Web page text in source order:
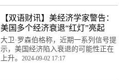
【双语财讯】美经济学家警告：
美国多个经济衰退“红灯”亮起
大卫·罗森伯格称，近期一系列信号提
示，美国经济陷入衰退的可能性正在
上升。 2024-09-02 17:17